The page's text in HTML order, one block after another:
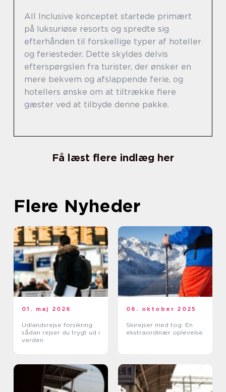
All Inclusive konceptet startede primært
på luksuriøse resorts og spredte sig
efterhånden til forskellige typer af hoteller
og feriesteder. Dette skyldes delvis
efterspørgslen fra turister, der ønsker en
mere bekvem og afslappende ferie, og
hotellers ønske om at tiltrække flere
gæster ved at tilbyde denne pakke.
Få læst flere indlæg her
Flere Nyheder
01. maj 2026
Udlandsrejse forsikring:
sådan rejser du trygt ud i
verden
06. oktober 2025
Skirejser med tog: En
ekstraordinær oplevelse